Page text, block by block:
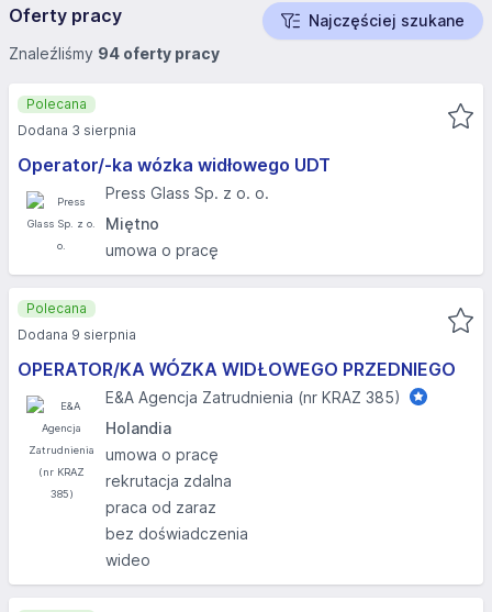
Oferty pracy
Najczęściej szukane
Znaleźliśmy 94 oferty pracy
Operator/-ka wózka widłowego UDT
Press Glass Sp. z o. o.
Miętno
umowa o pracę
Polecana
Dodana 3 sierpnia
OPERATOR/KA WÓZKA WIDŁOWEGO PRZEDNIEGO
E&A Agencja Zatrudnienia (nr KRAZ 385)
Holandia
umowa o pracę
rekrutacja zdalna
praca od zaraz
bez doświadczenia
wideo
Polecana
Dodana 9 sierpnia